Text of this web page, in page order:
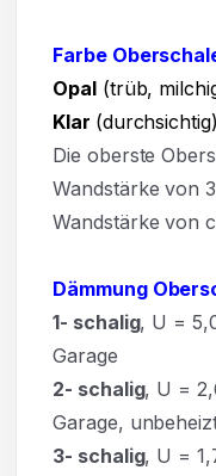
Farbe
Opal (trüb,
Klar (durchsichtig)
Die oberste
Wandstärke von
Wandstärke von
Dämmung
1- schalig, U =
Garage
2- schalig, U =
Garage,
3- schalig, U =